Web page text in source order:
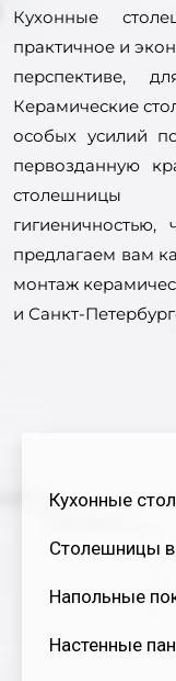
Кухонные
практичное и
перспективе,
Керамические
особых усилий
первозданную
столешницы
предлагаем вам
монтаж
и Санкт-
Кухонные
Столешницы
Напольные
Настенные